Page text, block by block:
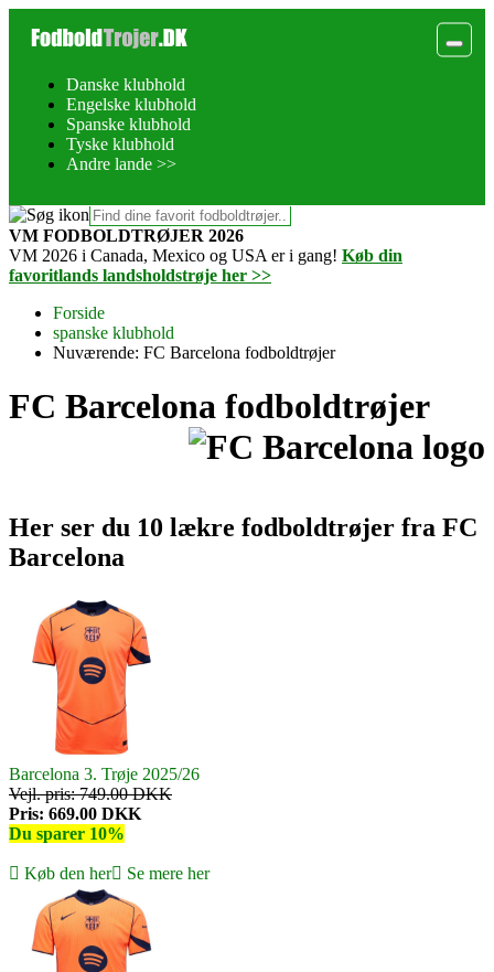
Danske klubhold
Engelske klubhold
Spanske klubhold
Tyske klubhold
Andre lande >>
VM FODBOLDTRØJER 2026
VM 2026 i Canada, Mexico og USA er i gang! Køb din
favoritlands landsholdstrøje her >>
Forside
spanske klubhold
Nuværende: FC Barcelona fodboldtrøjer
FC Barcelona fodboldtrøjer
Her ser du 10 lækre fodboldtrøjer fra FC
Barcelona
Barcelona 3. Trøje 2025/26
Vejl. pris: 749.00 DKK
Pris: 669.00 DKK
Du sparer 10%
Køb den her Se mere her